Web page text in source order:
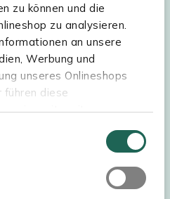
zu können und die
zu analysieren.
an unsere
Werbung und
unseres Onlineshops
diese
mit weiteren
Ihrer Nutzung der
Cookies akzeptieren.